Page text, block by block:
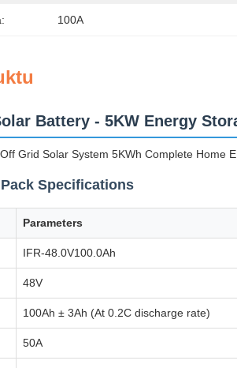
100A
Battery - 5KW Energy
Grid Solar System 5KWh Complete Home
Specifications
Parameters
IFR-48.0V100.0Ah
48V
100Ah ± 3Ah (At 0.2C discharge rate)
50A